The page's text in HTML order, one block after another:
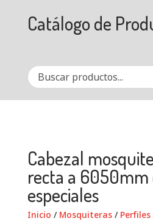
Catálogo de
Cabezal
recta a 6050mm
especiales
Inicio / Mosquiteras/ Perfiles